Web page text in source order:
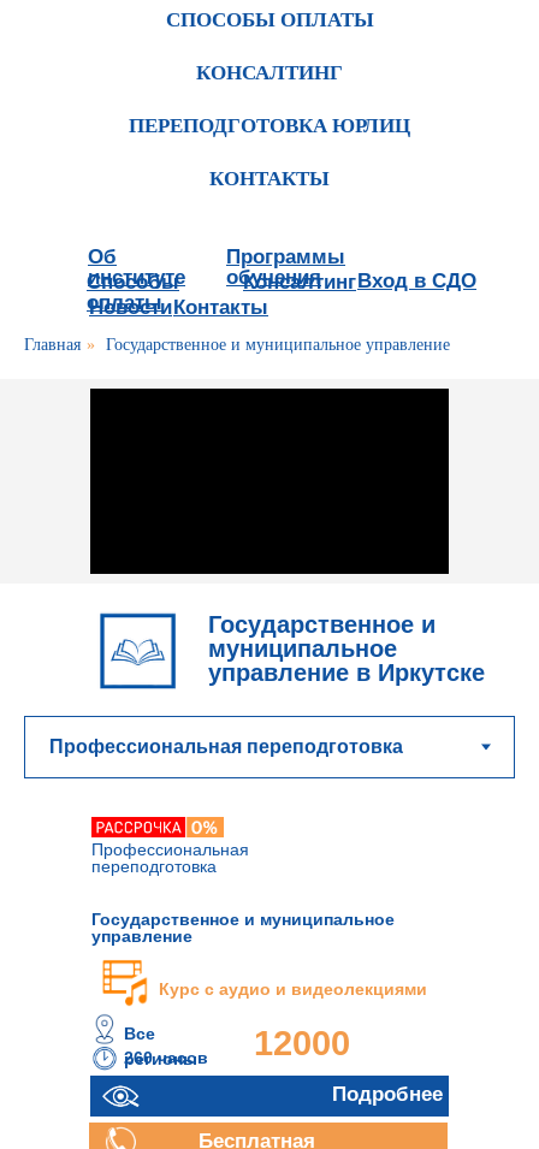
СПОСОБЫ ОПЛАТЫ
КОНСАЛТИНГ
ПЕРЕПОДГОТОВКА ЮРЛИЦ
КОНТАКТЫ
Об
институте
Программы
обучения
Способы
оплаты
Консалтинг
Новости
Вход в СДО
Контакты
Главная » Государственное и муниципальное управление
Государственное и
муниципальное
управление в Иркутске
Государственное и муниципальное
управление
260 часов
12000
Подробнее
Бесплатная
Все
регионы
Профессиональная
переподготовка
Курс с аудио и видеолекциями